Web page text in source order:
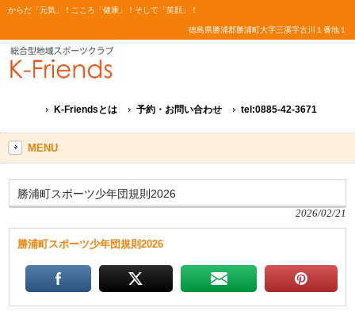
からだ「元気」！こころ「健康」！そして「笑顔」！
徳島県勝浦郡勝浦町大字三溪字古川１番地１
K-Friendsとは 予約・お問い合わせ tel:0885-42-3671
MENU
勝浦町スポーツ少年団規則2026
2026/02/21
勝浦町スポーツ少年団規則2026